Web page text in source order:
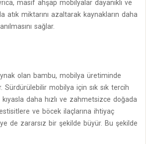
masif ahşap mobilyalar dayanıklı ve
atık miktarını azaltarak kaynakların daha
sağlar.
olan bambu, mobilya üretiminde
Sürdürülebilir mobilya için sık sık tercih
daha hızlı ve zahmetsizce doğada
ve böcek ilaçlarına ihtiyaç
de zararsız bir şekilde büyür. Bu şekilde